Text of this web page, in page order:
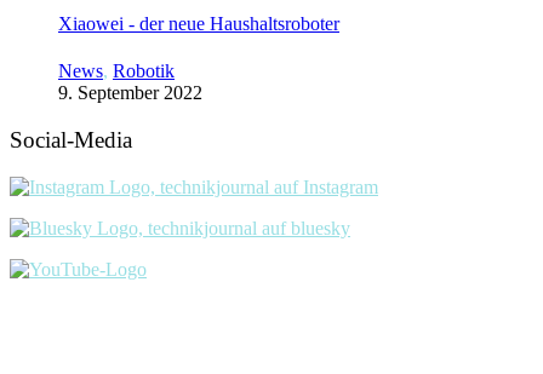
Xiaowei - der neue Haushaltsroboter
News, Robotik
9. September 2022
Social-Media